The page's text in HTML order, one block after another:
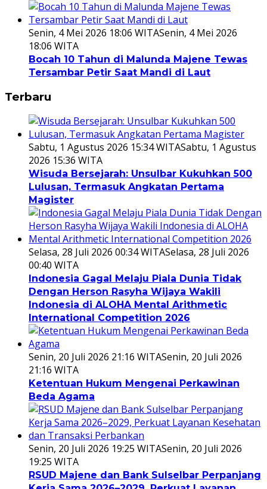
Senin, 4 Mei 2026 18:06 WITASenin, 4 Mei 2026
18:06 WITA
Bocah 10 Tahun di Malunda Majene Tewas
Tersambar Petir Saat Mandi di Laut
Terbaru
Sabtu, 1 Agustus 2026 15:34 WITASabtu, 1 Agustus
2026 15:36 WITA
Wisuda Bersejarah: Unsulbar Kukuhkan 500
Lulusan, Termasuk Angkatan Pertama
Magister
Selasa, 28 Juli 2026 00:34 WITASelasa, 28 Juli 2026
00:40 WITA
Indonesia Gagal Melaju Piala Dunia Tidak
Dengan Herson Rasyha Wijaya Wakili
Indonesia di ALOHA Mental Arithmetic
International Competition 2026
Senin, 20 Juli 2026 21:16 WITASenin, 20 Juli 2026
21:16 WITA
Ketentuan Hukum Mengenai Perkawinan
Beda Agama
Senin, 20 Juli 2026 19:25 WITASenin, 20 Juli 2026
19:25 WITA
RSUD Majene dan Bank Sulselbar Perpanjang